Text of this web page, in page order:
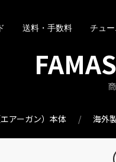
送料・手数料 チュ
アーガン）本体 海外